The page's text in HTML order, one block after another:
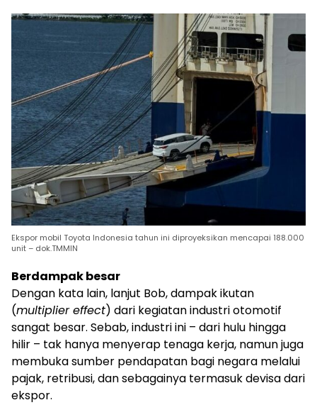
Ekspor mobil Toyota Indonesia tahun ini diproyeksikan mencapai 188.000
unit – dok.TMMIN
Berdampak besar
Dengan kata lain, lanjut Bob, dampak ikutan
(multiplier effect) dari kegiatan industri otomotif
sangat besar. Sebab, industri ini – dari hulu hingga
hilir – tak hanya menyerap tenaga kerja, namun juga
membuka sumber pendapatan bagi negara melalui
pajak, retribusi, dan sebagainya termasuk devisa dari
ekspor.